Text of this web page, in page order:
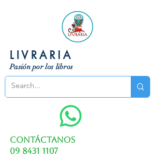
LIVRARIA
Pasión por los libros
Contáctanos
09 8431 1107